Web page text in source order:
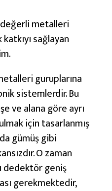
metalleri
sağlayan
guruplarına
sistemlerdir. Bu
ve alana göre ayrı
için tasarlanmış
gümüş gibi
O zaman
dedektör geniş
gerekmektedir,